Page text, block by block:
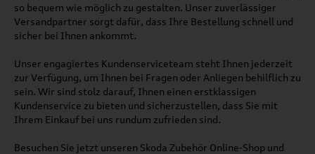
so bequem wie möglich zu gestalten. Unser zuverlässiger
Versandpartner sorgt dafür, dass Ihre Bestellung schnell und
sicher bei Ihnen ankommt.
Unser engagiertes Kundenserviceteam steht Ihnen jederzeit
zur Verfügung, um Ihnen bei Fragen oder Anliegen behilflich zu
sein. Wir sind stolz darauf, Ihnen einen erstklassigen
Kundenservice zu bieten und sicherzustellen, dass Sie mit
Ihrem Einkauf bei uns rundum zufrieden sind.
Besuchen Sie jetzt unseren Skoda Zubehör Online-Shop und